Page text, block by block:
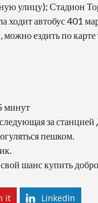
улицу); Стадион
ходит автобус 401
ездить по карте
минут
за
пешком.
шанс купить
it LinkedIn